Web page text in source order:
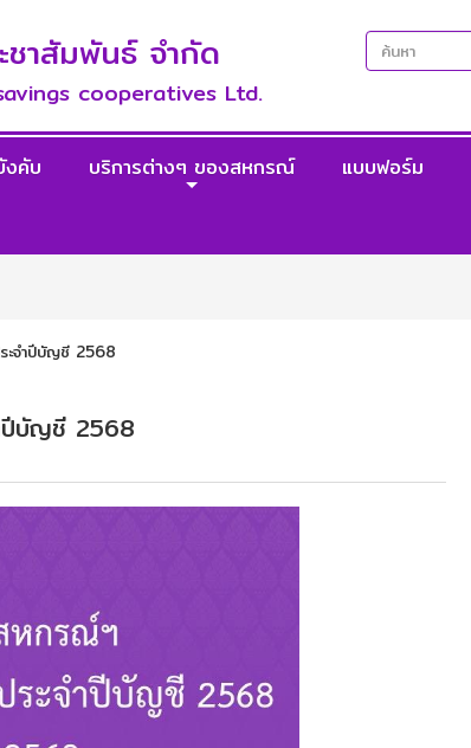
าสัมพันธ์ จำกัด
cooperatives Ltd.
งคับ บริการต่างๆ ของสหกรณ์ แบบฟอร์ม
ะจำปีบัญชี 2568
ปีบัญชี 2568